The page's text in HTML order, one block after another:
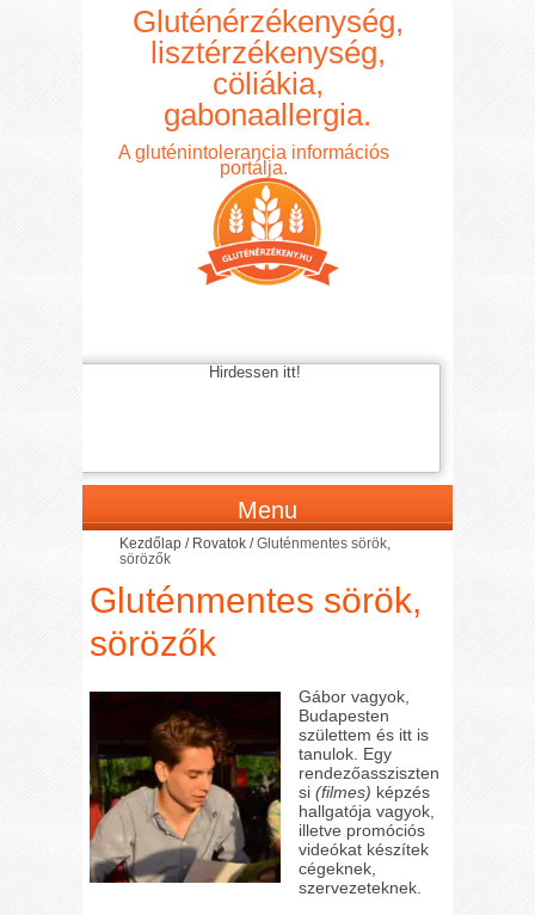
Gluténérzékenység,
lisztérzékenység,
cöliákia,
gabonaallergia.
A gluténintolerancia információs
portálja.
Hirdessen itt!
Menu
Kezdőlap / Rovatok /Gluténmentes sörök,
sörözők
Gluténmentes sörök,
sörözők
Gábor vagyok,
Budapesten
születtem és itt is
tanulok. Egy
rendezőassziszten
si(filmes) képzés
hallgatója vagyok,
illetve promóciós
videókat készítek
cégeknek,
szervezeteknek.